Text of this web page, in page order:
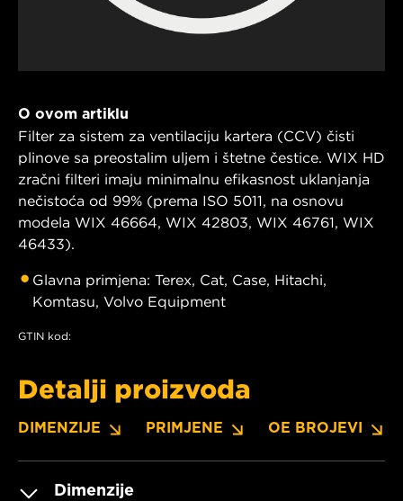
O ovom artiklu
Filter za sistem za ventilaciju kartera (CCV) čisti
plinove sa preostalim uljem i štetne čestice. WIX HD
zračni filteri imaju minimalnu efikasnost uklanjanja
nečistoća od 99% (prema ISO 5011, na osnovu
modela WIX 46664, WIX 42803, WIX 46761, WIX
46433).
Glavna primjena: Terex, Cat, Case, Hitachi,
Komtasu, Volvo Equipment
GTIN kod:
Detalji proizvoda
DIMENZIJE PRIMJENE OE BROJEVI
Dimenzije